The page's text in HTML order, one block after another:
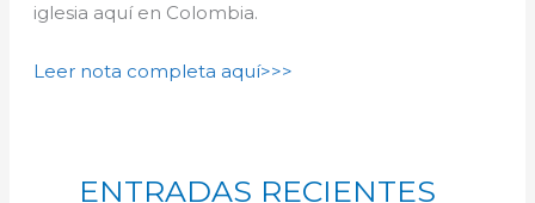
iglesia aquí en Colombia.
Leer nota completa aquí>>>
ENTRADAS RECIENTES